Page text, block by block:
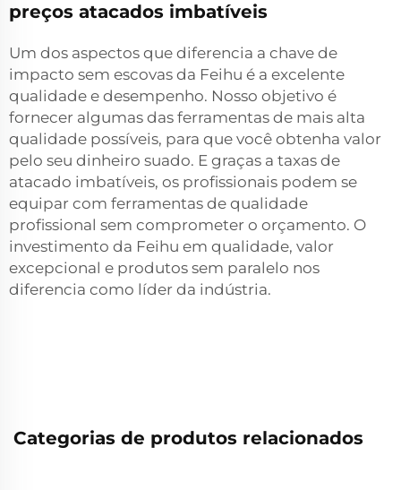
preços atacados imbatíveis
Um dos aspectos que diferencia a chave de
impacto sem escovas da Feihu é a excelente
qualidade e desempenho. Nosso objetivo é
fornecer algumas das ferramentas de mais alta
qualidade possíveis, para que você obtenha valor
pelo seu dinheiro suado. E graças a taxas de
atacado imbatíveis, os profissionais podem se
equipar com ferramentas de qualidade
profissional sem comprometer o orçamento. O
investimento da Feihu em qualidade, valor
excepcional e produtos sem paralelo nos
diferencia como líder da indústria.
Categorias de produtos relacionados